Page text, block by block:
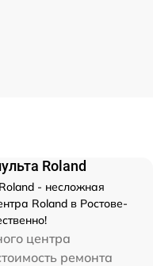
Roland
- несложная
Roland в Ростове-
центра
ремонта